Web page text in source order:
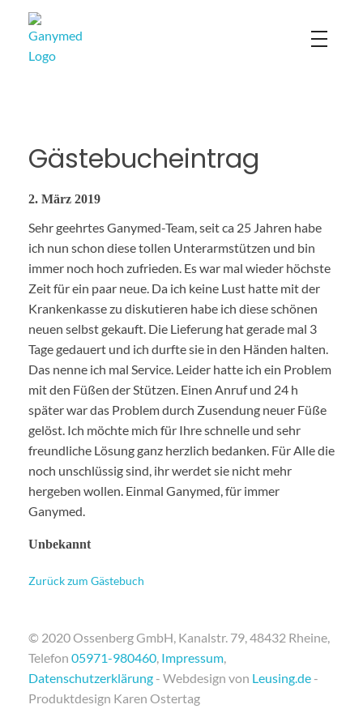
Gästebucheintrag
2. März 2019
Sehr geehrtes Ganymed-Team, seit ca 25 Jahren habe
ich nun schon diese tollen Unterarmstützen und bin
immer noch hoch zufrieden. Es war mal wieder höchste
Zeit für ein paar neue. Da ich keine Lust hatte mit der
Krankenkasse zu diskutieren habe ich diese schönen
neuen selbst gekauft. Die Lieferung hat gerade mal 3
Tage gedauert und ich durfte sie in den Händen halten.
Das nenne ich mal Service. Leider hatte ich ein Problem
mit den Füßen der Stützen. Einen Anruf und 24 h
später war das Problem durch Zusendung neuer Füße
gelöst. Ich möchte mich für Ihre schnelle und sehr
freundliche Lösung ganz herzlich bedanken. Für Alle die
noch unschlüssig sind, ihr werdet sie nicht mehr
hergeben wollen. Einmal Ganymed, für immer
Ganymed.
Zurück zum Gästebuch
Unbekannt
© 2020 Ossenberg GmbH, Kanalstr. 79, 48432 Rheine,
Telefon 05971-980460, Impressum,
Datenschutzerklärung - Webdesign von Leusing.de -
Produktdesign Karen Ostertag